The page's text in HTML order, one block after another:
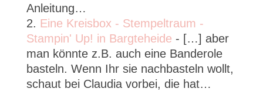
Anleitung…
Eine Kreisbox - Stempeltraum -
Stampin' Up! in Bargteheide - […] aber
man könnte z.B. auch eine Banderole
basteln. Wenn Ihr sie nachbasteln wollt,
schaut bei Claudia vorbei, die hat…